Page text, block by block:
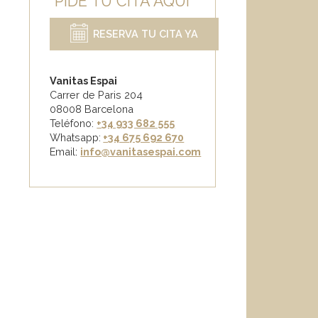
RESERVA TU CITA YA
Vanitas Espai
Carrer de Paris 204
08008 Barcelona
Teléfono: +34 933 682 555
Whatsapp: +34 675 692 670
Email: info@vanitasespai.com